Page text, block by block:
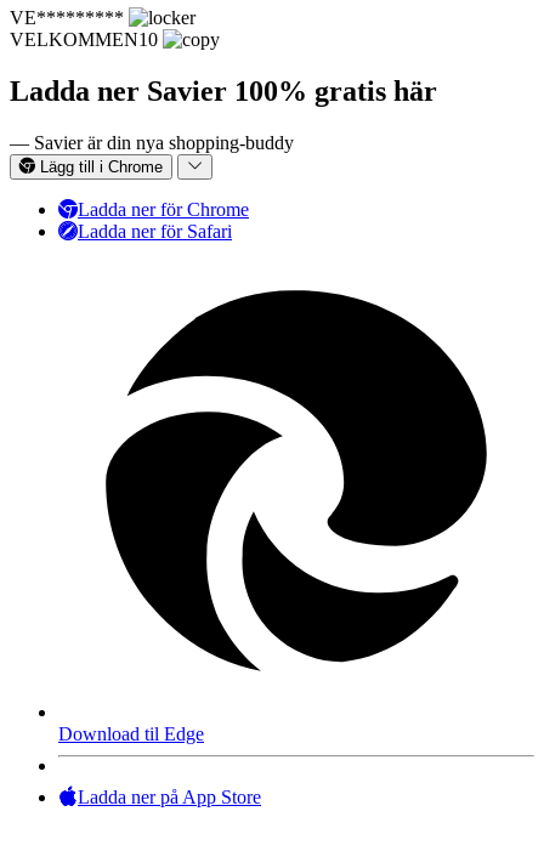
VE*********
VELKOMMEN10
Ladda ner Savier 100% gratis här
— Savier är din nya shopping-buddy
Lägg till i Chrome
Ladda ner för Chrome
Ladda ner för Safari
Download til Edge
Ladda ner på App Store